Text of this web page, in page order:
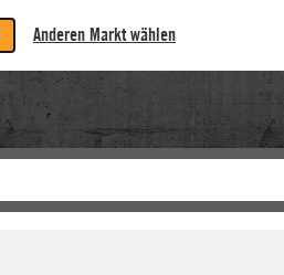
Anderen Markt wählen